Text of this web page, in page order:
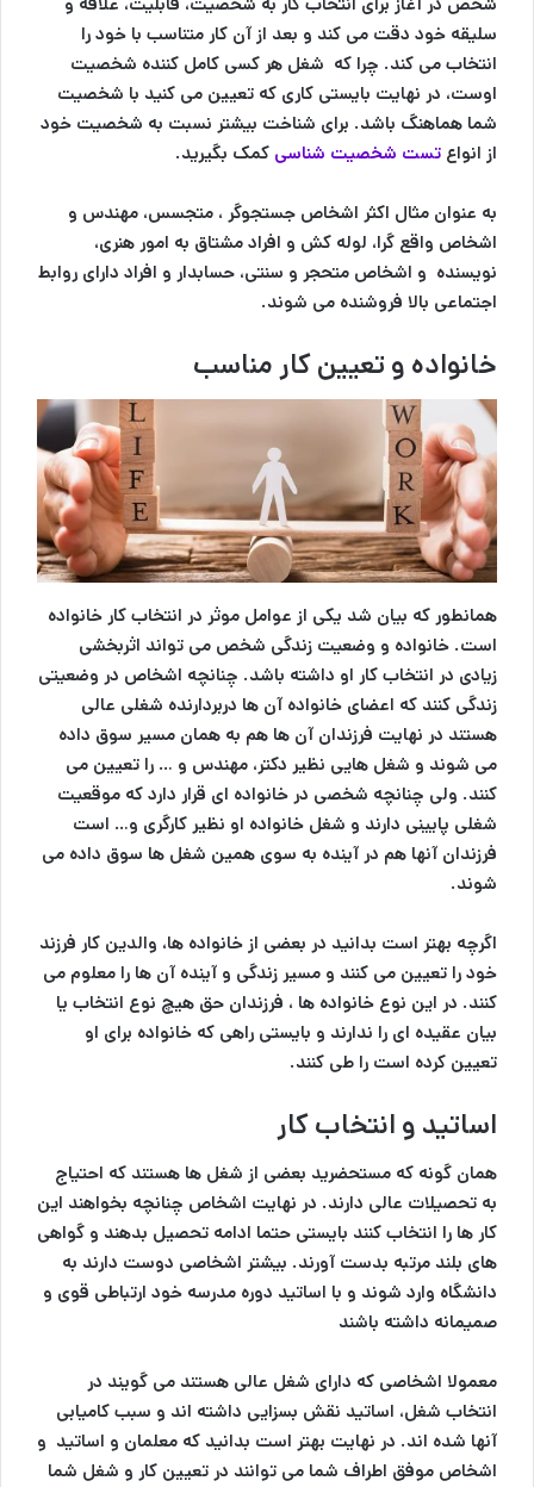
سلیقه خود دقت می کند و بعد از آن کار متناسب با خود را
انتخاب می کند. چرا که شغل هر کسی کامل کننده شخصیت
اوست، در نهایت بایستی کاری که تعیین می کنید با شخصیت
شما هماهنگ باشد. برای شناخت بیشتر نسبت به شخصیت خود
از انواع تست شخصیت شناسی کمک بگیرید.
به عنوان مثال اکثر اشخاص جستجوگر ، متجسس، مهندس و
اشخاص واقع گرا، لوله کش و افراد مشتاق به امور هنری،
نویسنده و اشخاص متحجر و سنتی، حسابدار و افراد دارای روابط
اجتماعی بالا فروشنده می شوند.
خانواده و تعیین کار مناسب
همانطور که بیان شد یکی از عوامل موثر در انتخاب کار خانواده
است. خانواده و وضعیت زندگی شخص می تواند اثربخشی
زیادی در انتخاب کار او داشته باشد. چنانچه اشخاص در وضعیتی
زندگی کنند که اعضای خانواده آن ها دربردارنده شغلی عالی
هستند در نهایت فرزندان آن ها هم به همان مسیر سوق داده
می شوند و شغل هایی نظیر دکتر، مهندس و … را تعیین می
کنند. ولی چنانچه شخصی در خانواده ای قرار دارد که موقعیت
شغلی پایینی دارند و شغل خانواده او نظیر کارگری و… است
فرزندان آنها هم در آینده به سوی همین شغل ها سوق داده می
شوند.
اگرچه بهتر است بدانید در بعضی از خانواده ها، والدین کار فرزند
خود را تعیین می کنند و مسیر زندگی و آینده آن ها را معلوم می
کنند. در این نوع خانواده ها ، فرزندان حق هیچ نوع انتخاب یا
بیان عقیده ای را ندارند و بایستی راهی که خانواده برای او
تعیین کرده است را طی کنند.
اساتید و انتخاب کار
همان گونه که مستحضرید بعضی از شغل ها هستند که احتیاج
به تحصیلات عالی دارند. در نهایت اشخاص چنانچه بخواهند این
کار ها را انتخاب کنند بایستی حتما ادامه تحصیل بدهند و گواهی
های بلند مرتبه بدست آورند. بیشتر اشخاصی دوست دارند به
دانشگاه وارد شوند و با اساتید دوره مدرسه خود ارتباطی قوی و
صمیمانه داشته باشند‌
معمولا اشخاصی که دارای شغل عالی هستند می گویند در
انتخاب شغل، اساتید نقش بسزایی داشته اند و سبب کامیابی
آنها شده اند. در نهایت بهتر است بدانید که معلمان و اساتید و
اشخاص موفق اطراف شما می توانند در تعیین کار و شغل شما